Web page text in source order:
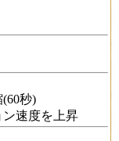
秒)
ン速度を上昇